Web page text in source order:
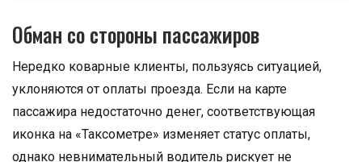
Обман со стороны пассажиров
Нередко коварные клиенты, пользуясь ситуацией,
уклоняются от оплаты проезда. Если на карте
пассажира недостаточно денег, соответствующая
иконка на «Таксометре» изменяет статус оплаты,
однако невнимательный водитель рискует не